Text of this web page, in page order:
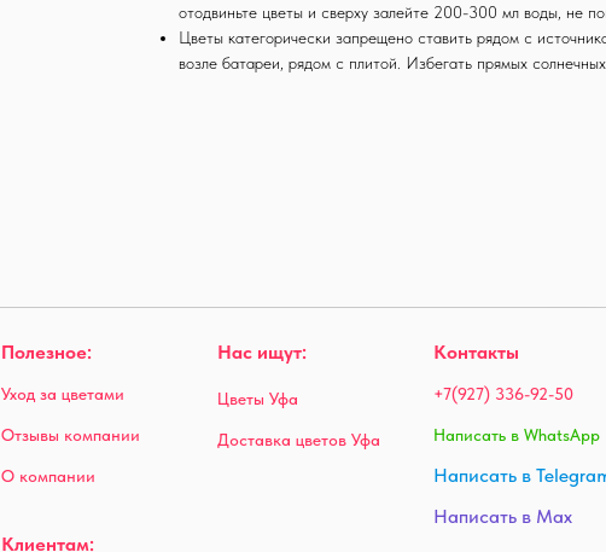
отодвиньте цветы и сверху залейте 200-300 мл воды, не
Цветы категорически запрещено ставить рядом с
возле батареи, рядом с плитой. Избегать прямых
Полезное:
Уход за цветами
Отзывы компании
О компании
Клиентам:
Нас ищут:
Цветы Уфа
Доставка цветов Уфа
Контакты
+7(927) 336-92-50
Написать в WhatsApp
Написать в
Написать в Max